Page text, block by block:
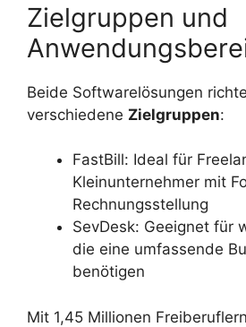
Zielgruppen und
Beide Softwarelösungen
verschiedene Zielgruppen:
FastBill: Ideal für
Kleinunternehmer mit
Rechnungsstellung
SevDesk: Geeignet für
die eine umfassende
benötigen
Mit 1,45 Millionen